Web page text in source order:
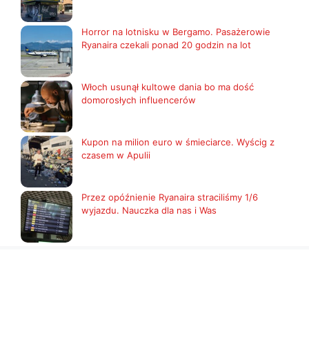
Horror na lotnisku w Bergamo. Pasażerowie
Ryanaira czekali ponad 20 godzin na lot
Włoch usunął kultowe dania bo ma dość
domorosłych influencerów
Kupon na milion euro w śmieciarce. Wyścig z
czasem w Apulii
Przez opóźnienie Ryanaira straciliśmy 1/6
wyjazdu. Nauczka dla nas i Was